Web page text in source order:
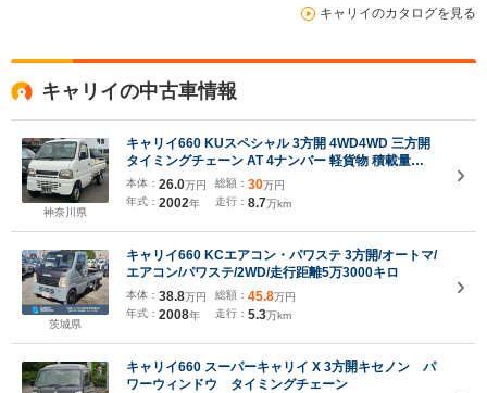
キャリイのカタログを見る
キャリイの中古車情報
神奈川県
キャリイ660 KUスペシャル 3方開 4WD4WD 三方開
タイミングチェーン AT 4ナンバー 軽貨物 積載量
350Kg エアコン パワステ シガーソケット
本体： 26.0万円
年式： 2002年
総額： 30万円
走行： 8.7万km
茨城県
キャリイ660 KCエアコン・パワステ 3方開/オートマ/
エアコン/パワステ/2WD/走行距離5万3000キロ
本体： 38.8万円
年式： 2008年
総額： 45.8万円
走行： 5.3万km
キャリイ660 スーパーキャリイ X 3方開キセノン パ
ワーウィンドウ タイミングチェーン